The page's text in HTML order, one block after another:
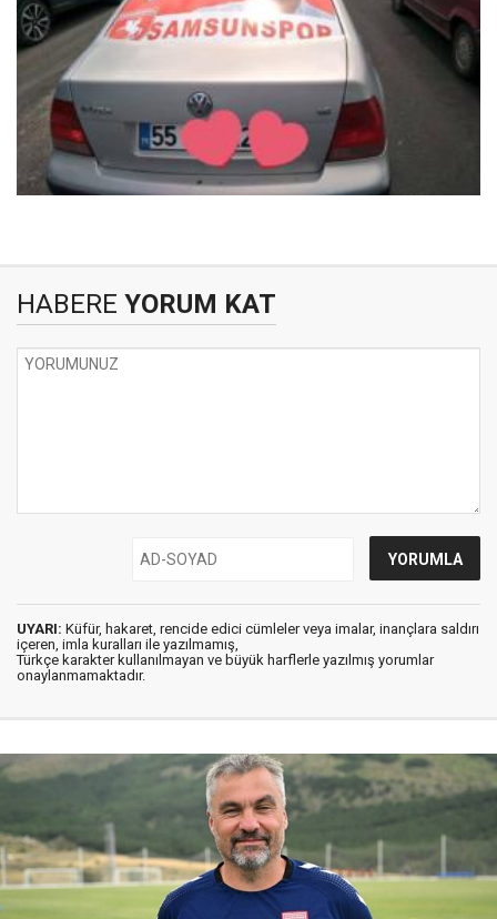
HABERE YORUM KAT
UYARI: Küfür, hakaret, rencide edici cümleler veya imalar, inançlara saldırı
içeren, imla kuralları ile yazılmamış,
Türkçe karakter kullanılmayan ve büyük harflerle yazılmış yorumlar
onaylanmamaktadır.